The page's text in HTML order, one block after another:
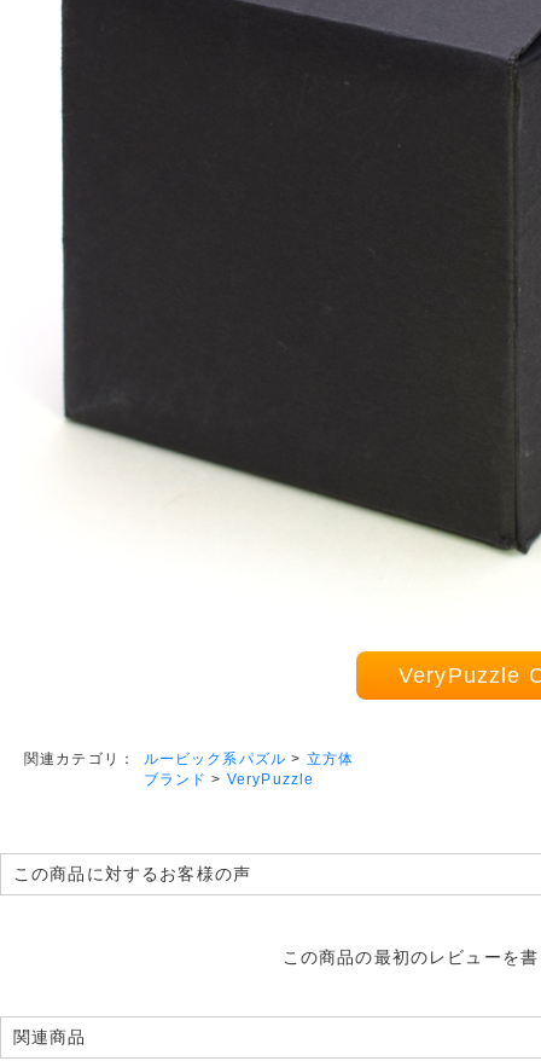
VeryPuzzle
関連カテゴリ： ルービック系パズル > 立方体
ブランド > VeryPuzzle
この商品に対するお客様の声
この商品の最初のレビューを
関連商品